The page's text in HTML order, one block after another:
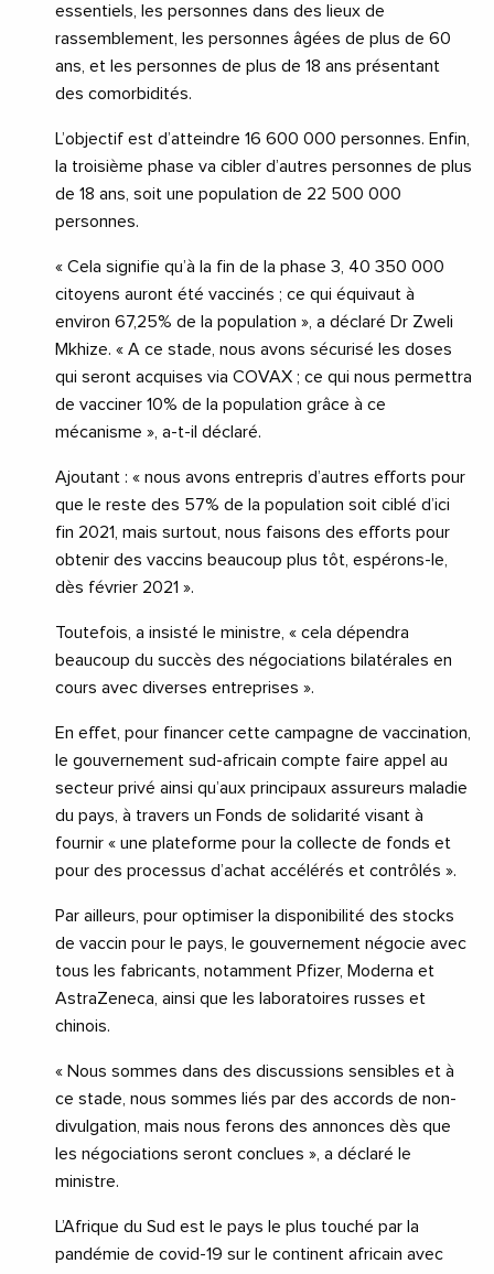
essentiels, les personnes dans des lieux de
rassemblement, les personnes âgées de plus de 60
ans, et les personnes de plus de 18 ans présentant
des comorbidités.
L’objectif est d’atteindre 16 600 000 personnes. Enfin,
la troisième phase va cibler d’autres personnes de plus
de 18 ans, soit une population de 22 500 000
personnes.
« Cela signifie qu’à la fin de la phase 3, 40 350 000
citoyens auront été vaccinés ; ce qui équivaut à
environ 67,25% de la population », a déclaré Dr Zweli
Mkhize. « A ce stade, nous avons sécurisé les doses
qui seront acquises via COVAX ; ce qui nous permettra
de vacciner 10% de la population grâce à ce
mécanisme », a-t-il déclaré.
Ajoutant : « nous avons entrepris d’autres efforts pour
que le reste des 57% de la population soit ciblé d’ici
fin 2021, mais surtout, nous faisons des efforts pour
obtenir des vaccins beaucoup plus tôt, espérons-le,
dès février 2021 ».
Toutefois, a insisté le ministre, « cela dépendra
beaucoup du succès des négociations bilatérales en
cours avec diverses entreprises ».
En effet, pour financer cette campagne de vaccination,
le gouvernement sud-africain compte faire appel au
secteur privé ainsi qu’aux principaux assureurs maladie
du pays, à travers un Fonds de solidarité visant à
fournir « une plateforme pour la collecte de fonds et
pour des processus d’achat accélérés et contrôlés ».
Par ailleurs, pour optimiser la disponibilité des stocks
de vaccin pour le pays, le gouvernement négocie avec
tous les fabricants, notamment Pfizer, Moderna et
AstraZeneca, ainsi que les laboratoires russes et
chinois.
« Nous sommes dans des discussions sensibles et à
ce stade, nous sommes liés par des accords de non-
divulgation, mais nous ferons des annonces dès que
les négociations seront conclues », a déclaré le
ministre.
L’Afrique du Sud est le pays le plus touché par la
pandémie de covid-19 sur le continent africain avec